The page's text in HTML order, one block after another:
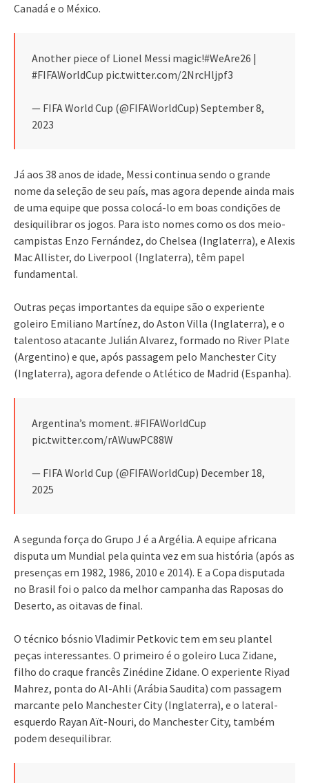
Canadá e o México.
Another piece of Lionel Messi magic!#WeAre26 |
#FIFAWorldCup pic.twitter.com/2NrcHljpf3
— FIFA World Cup (@FIFAWorldCup) September 8,
2023
Já aos 38 anos de idade, Messi continua sendo o grande
nome da seleção de seu país, mas agora depende ainda mais
de uma equipe que possa colocá-lo em boas condições de
desiquilibrar os jogos. Para isto nomes como os dos meio-
campistas Enzo Fernández, do Chelsea (Inglaterra), e Alexis
Mac Allister, do Liverpool (Inglaterra), têm papel
fundamental.
Outras peças importantes da equipe são o experiente
goleiro Emiliano Martínez, do Aston Villa (Inglaterra), e o
talentoso atacante Julián Alvarez, formado no River Plate
(Argentino) e que, após passagem pelo Manchester City
(Inglaterra), agora defende o Atlético de Madrid (Espanha).
Argentina’s moment. #FIFAWorldCup
pic.twitter.com/rAWuwPC88W
— FIFA World Cup (@FIFAWorldCup) December 18,
2025
A segunda força do Grupo J é a Argélia. A equipe africana
disputa um Mundial pela quinta vez em sua história (após as
presenças em 1982, 1986, 2010 e 2014). E a Copa disputada
no Brasil foi o palco da melhor campanha das Raposas do
Deserto, as oitavas de final.
O técnico bósnio Vladimir Petkovic tem em seu plantel
peças interessantes. O primeiro é o goleiro Luca Zidane,
filho do craque francês Zinédine Zidane. O experiente Riyad
Mahrez, ponta do Al-Ahli (Arábia Saudita) com passagem
marcante pelo Manchester City (Inglaterra), e o lateral-
esquerdo Rayan Aït-Nouri, do Manchester City, também
podem desequilibrar.